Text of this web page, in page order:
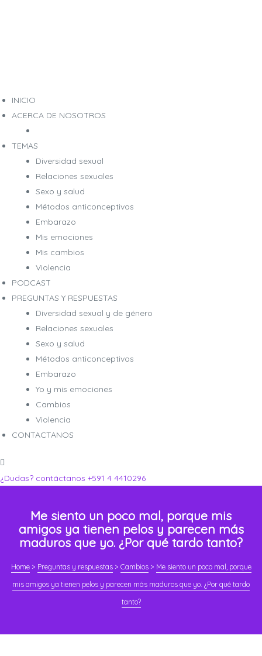
INICIO
ACERCA DE NOSOTROS
TEMAS
Diversidad sexual
Relaciones sexuales
Sexo y salud
Métodos anticonceptivos
Embarazo
Mis emociones
Mis cambios
Violencia
PODCAST
PREGUNTAS Y RESPUESTAS
Diversidad sexual y de género
Relaciones sexuales
Sexo y salud
Métodos anticonceptivos
Embarazo
Yo y mis emociones
Cambios
Violencia
CONTACTANOS
¿Dudas? contáctanos +591 4 4410296
Me siento un poco mal, porque mis
amigos ya tienen pelos y parecen más
maduros que yo. ¿Por qué tardo tanto?
Home> Preguntas y respuestas> Cambios> Me siento un poco mal, porque
mis amigos ya tienen pelos y parecen más maduros que yo. ¿Por qué tardo
tanto?